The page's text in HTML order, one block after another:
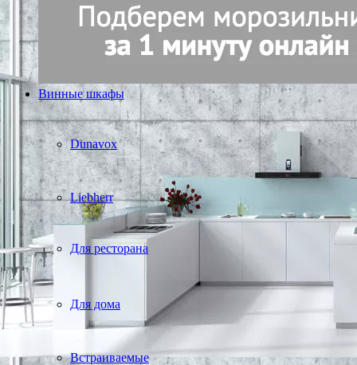
Винные шкафы
Dunavox
Liebherr
Для ресторана
Для дома
Встраиваемые